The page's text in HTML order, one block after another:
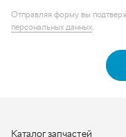
Каталог запчастей